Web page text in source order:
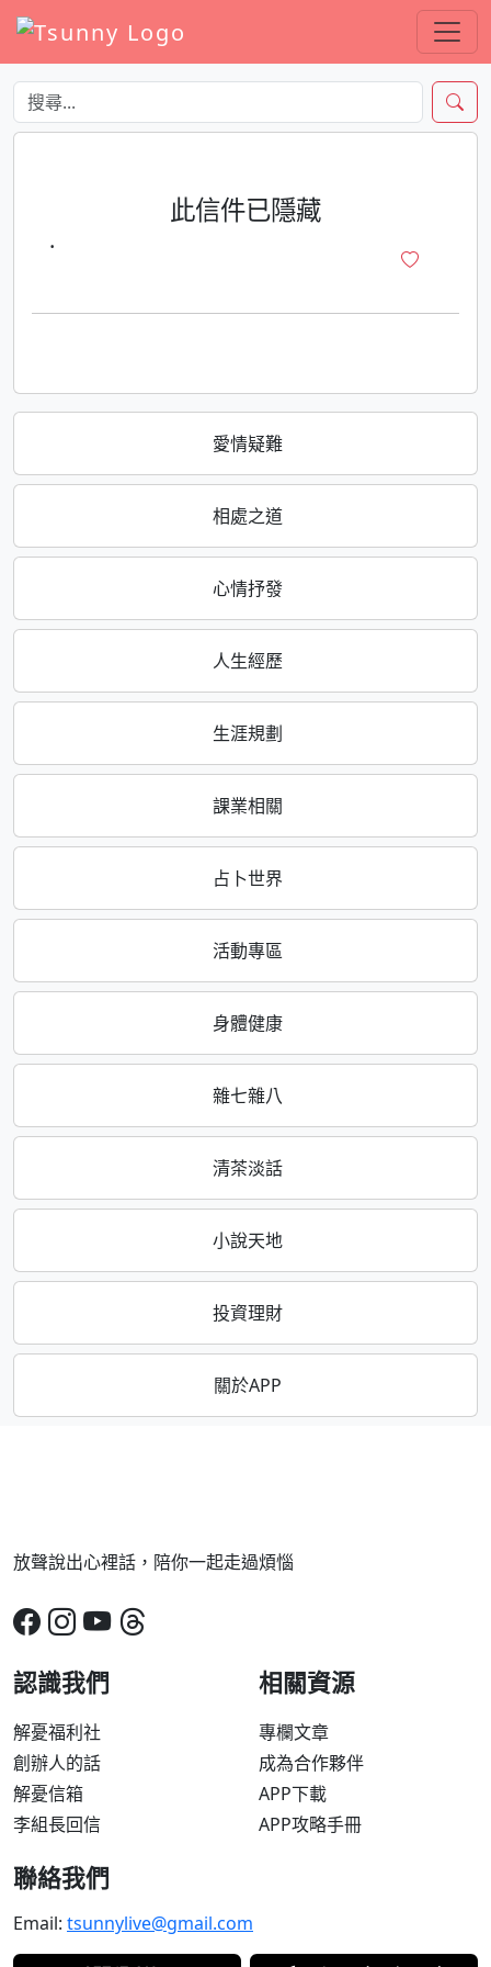
愛情疑難
相處之道
心情抒發
人生經歷
生涯規劃
課業相關
占卜世界
活動專區
身體健康
雜七雜八
清茶淡話
小說天地
投資理財
關於APP
此信件已隱藏
·
放聲說出心裡話，陪你一起走過煩惱
認識我們
解憂福利社
創辦人的話
解憂信箱
李組長回信
相關資源
專欄文章
成為合作夥伴
APP下載
APP攻略手冊
聯絡我們
Email: tsunnylive@gmail.com